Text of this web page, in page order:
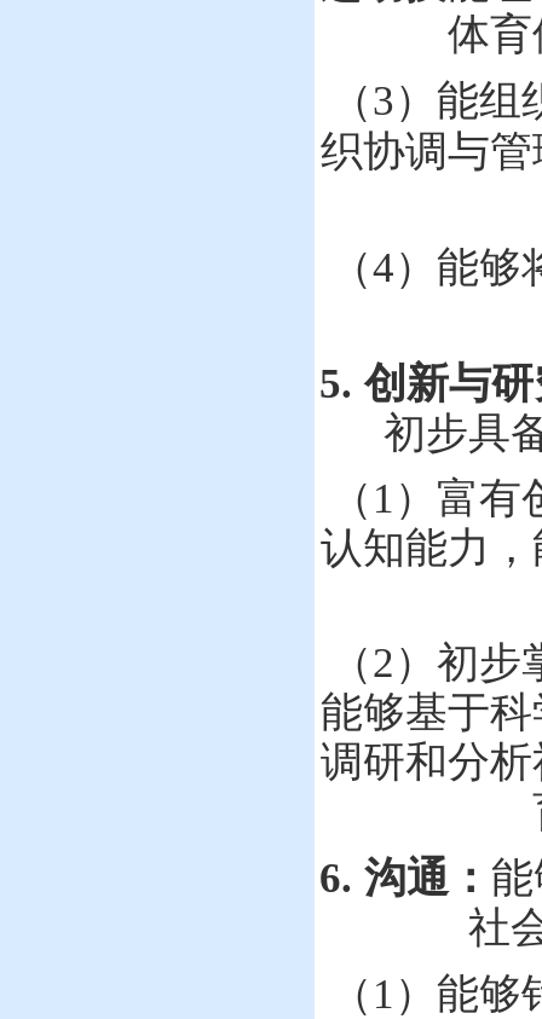
体
（3） 能组
织协调与
（4） 能够
5. 创新与
初步具
（ 1） 富有
认知能力，
（2） 初步
能够基于
调研和分
6. 沟通：
社
（ 1） 能够